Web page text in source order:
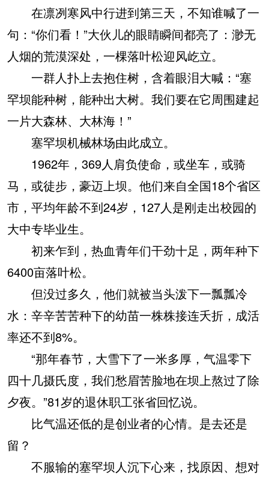
在凛冽寒风中行进到第三天，不知谁喊了一
句：“你们看！”大伙儿的眼睛瞬间都亮了：渺无
人烟的荒漠深处，一棵落叶松迎风屹立。
一群人扑上去抱住树，含着眼泪大喊：“塞
罕坝能种树，能种出大树。我们要在它周围建起
一片大森林、大林海！”
塞罕坝机械林场由此成立。
1962年，369人肩负使命，或坐车，或骑
马，或徒步，豪迈上坝。他们来自全国18个省区
市，平均年龄不到24岁，127人是刚走出校园的
大中专毕业生。
初来乍到，热血青年们干劲十足，两年种下
6400亩落叶松。
但没过多久，他们就被当头泼下一瓢瓢冷
水：辛辛苦苦种下的幼苗一株株接连夭折，成活
率还不到8%。
“那年春节，大雪下了一米多厚，气温零下
四十几摄氏度，我们愁眉苦脸地在坝上熬过了除
夕夜。”81岁的退休职工张省回忆说。
比气温还低的是创业者的心情。是去还是
留？
不服输的塞罕坝人沉下心来，找原因、想对